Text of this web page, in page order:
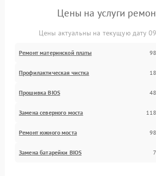
Цены на услуги
Цены актуальны на текущую дату
Ремонт материнской платы
Профилактическая чистка
Прошивка BIOS
Замена северного моста
Ремонт южного моста
Замена батарейки BIOS